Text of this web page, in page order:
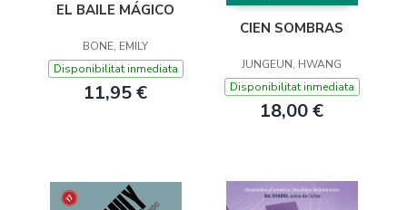
EL BAILE MÁGICO
BONE, EMILY
Disponibilitat inmediata
11,95 €
CIEN SOMBRAS
JUNGEUN, HWANG
Disponibilitat inmediata
18,00 €